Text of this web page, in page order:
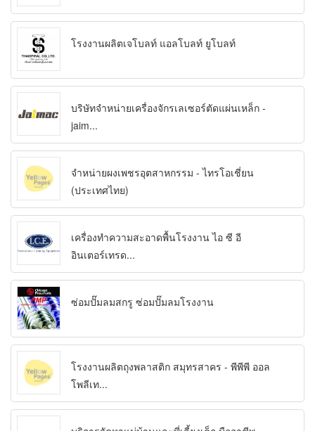
โรงงานผลิตเจโบลท์ แอลโบลท์ ยูโบลท์
บริษัทจำหน่ายเครื่องจักรเลเซอร์ตัดแผ่นเหล็ก -
jaim...
จำหน่ายผงเพชรอุตสาหกรรม - ไทรโอเชี่ยน
(ประเทศไทย)
เครื่องทำความสะอาดพื้นโรงงาน ไอ ซี อี
อินเตอร์เทรด...
ซ่อมปั๊มลมสกรู ซ่อมปั๊มลมโรงงาน
โรงงานผลิตถุงพลาสติก สมุทรสาคร - พีพีพี ออล
โพลีเท...